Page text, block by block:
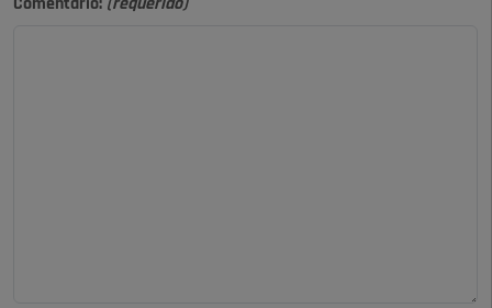
Comentario: (requerido)